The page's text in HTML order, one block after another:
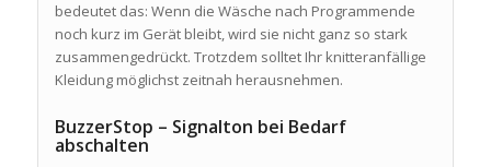
bedeutet das: Wenn die Wäsche nach Programmende
noch kurz im Gerät bleibt, wird sie nicht ganz so stark
zusammengedrückt. Trotzdem solltet Ihr knitteranfällige
Kleidung möglichst zeitnah herausnehmen.
BuzzerStop – Signalton bei Bedarf
abschalten